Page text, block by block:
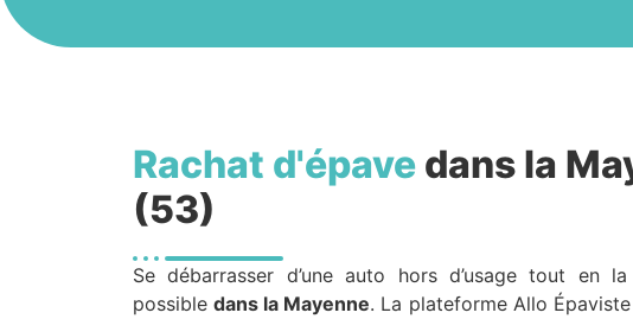
Rachat d'épave dans la
(53)
Se débarrasser d’une auto hors d’usage tout en la
possibledans la Mayenne. La plateforme Allo